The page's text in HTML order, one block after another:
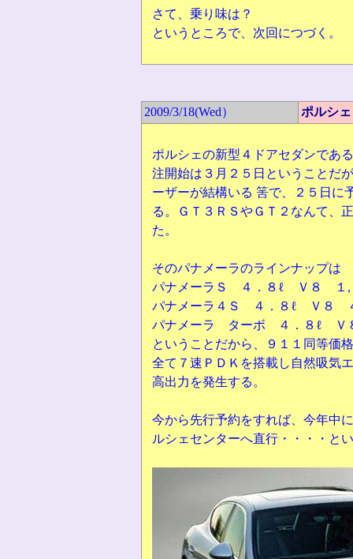
さて、乗り味は？
というところで、次回につづく
2009/3/18(Wed） ポルシ
ポルシェの新型４ドアセダンであ
注開始は３月２５日ということだ
ーザーが結構いる 筈で、２５日に
る。ＧＴ３ＲＳやＧＴ２なんて、
た。
そのパナメーラのラインナップは
パナメーラＳ ４．８ℓ Ｖ８ １,
パナメーラ４Ｓ ４．８ℓ Ｖ８
パナメーラ ターボ ４．８ℓ Ｖ
ということだから、９１１同等価
全て７速ＰＤＫを搭載し自然吸気
高出力を発生する。
今から先行予約をすれば、今年中
ルシェセンターへ直行・・・・と